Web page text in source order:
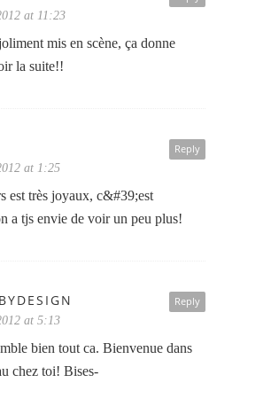
at 11:23
mis en scène, ça donne
la suite!!
Reply
at 1:25
est très joyaux, c&#39;est
a tjs envie de voir un peu plus!
Reply
at 5:13
bien tout ca. Bienvenue dans
chez toi! Bises-